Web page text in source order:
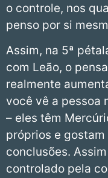
o controle, nos
penso por si
Assim, na 5ª
com Leão, o
realmente
você vê a pessoa
– eles têm
próprios e
conclusões.
controlado pela